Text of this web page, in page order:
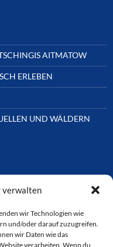
verwalten
wir Technologien wie
und/oder darauf zuzugreifen.
wir Daten wie das
verarbeiten. Wenn du
AITMATOW
ERLEBEN
UND WÄLDERN
über Mitglieder und
Tourismusbranche